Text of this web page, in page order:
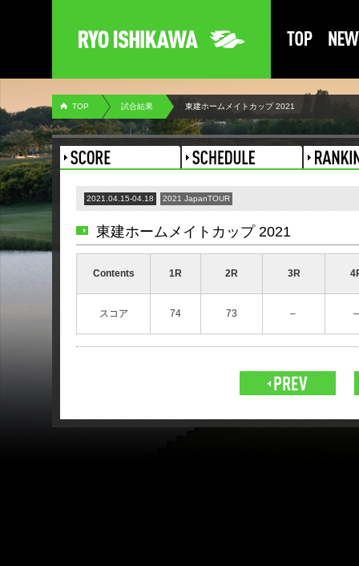
TOP 試合結果 東建ホームメイトカップ 2021
2021.04.15-04.18 2021 JapanTOUR
東建ホームメイトカップ 2021
Contents 1R 2R 3R
スコア 74 73 – –